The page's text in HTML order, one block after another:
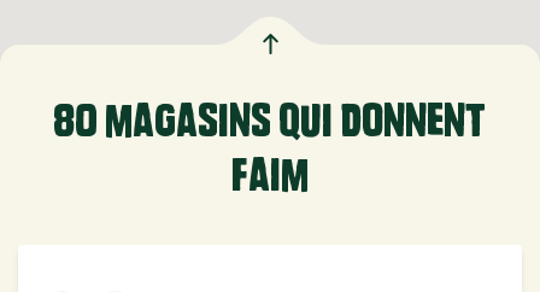
80 magasins qui donnent
faim